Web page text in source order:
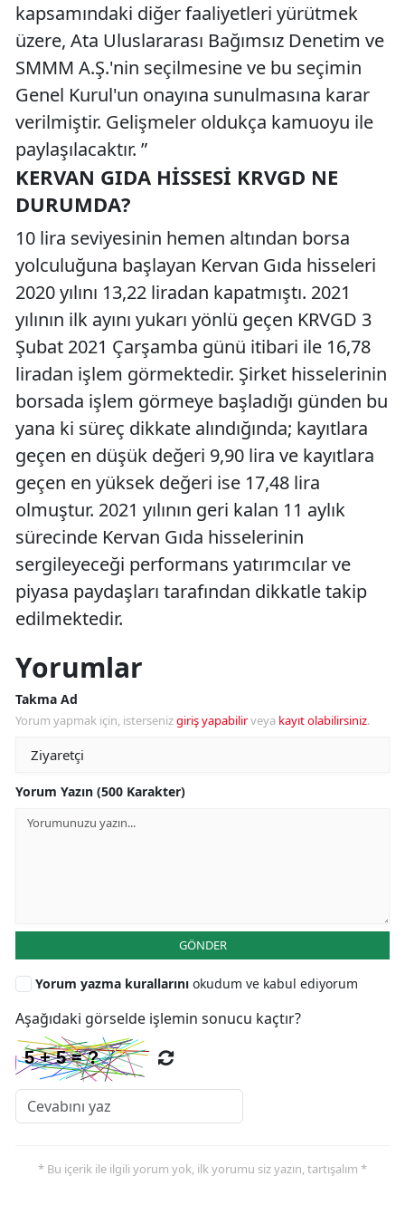
kapsamındaki diğer faaliyetleri yürütmek
üzere, Ata Uluslararası Bağımsız Denetim ve
SMMM A.Ş.'nin seçilmesine ve bu seçimin
Genel Kurul'un onayına sunulmasına karar
verilmiştir. Gelişmeler oldukça kamuoyu ile
paylaşılacaktır. ”
KERVAN GIDA HISSESI KRVGD NE
DURUMDA?
10 lira seviyesinin hemen altından borsa
yolculuğuna başlayan Kervan Gıda hisseleri
2020 yılını 13,22 liradan kapatmıştı. 2021
yılının ilk ayını yukarı yönlü geçen KRVGD 3
Şubat 2021 Çarşamba günü itibari ile 16,78
liradan işlem görmektedir. Şirket hisselerinin
borsada işlem görmeye başladığı günden bu
yana ki süreç dikkate alındığında; kayıtlara
geçen en düşük değeri 9,90 lira ve kayıtlara
geçen en yüksek değeri ise 17,48 lira
olmuştur. 2021 yılının geri kalan 11 aylık
sürecinde Kervan Gıda hisselerinin
sergileyeceği performans yatırımcılar ve
piyasa paydaşları tarafından dikkatle takip
edilmektedir.
Yorumlar
Takma Ad
Yorum yapmak için, istersenizgiriş yapabilirveya kayıt olabilirsiniz.
Yorum Yazın (500 Karakter)
GÖNDER
Yorum yazma kurallarını okudum ve kabul ediyorum
Aşağıdaki görselde işlemin sonucu kaçtır?
* Bu içerik ile ilgili yorum yok, ilk yorumu siz yazın, tartışalım *